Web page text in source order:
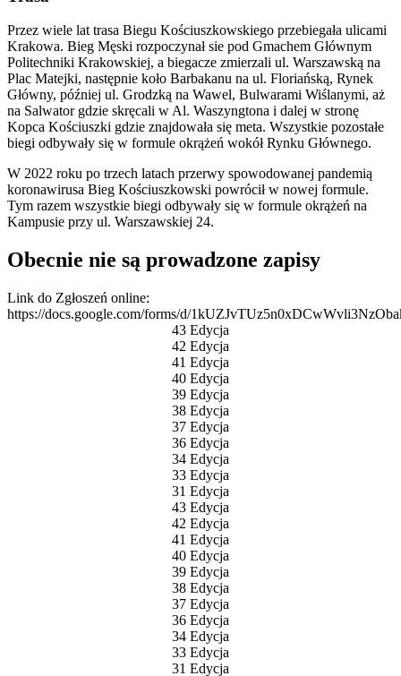
Przez wiele lat trasa Biegu Kościuszkowskiego przebiegała ulicami
Krakowa. Bieg Męski rozpoczynał sie pod Gmachem Głównym
Politechniki Krakowskiej, a biegacze zmierzali ul. Warszawską na
Plac Matejki, następnie koło Barbakanu na ul. Floriańską, Rynek
Główny, później ul. Grodzką na Wawel, Bulwarami Wiślanymi, aż
na Salwator gdzie skręcali w Al. Waszyngtona i dalej w stronę
Kopca Kościuszki gdzie znajdowała się meta. Wszystkie pozostałe
biegi odbywały się w formule okrążeń wokół Rynku Głównego.
W 2022 roku po trzech latach przerwy spowodowanej pandemią
koronawirusa Bieg Kościuszkowski powrócił w nowej formule.
Tym razem wszystkie biegi odbywały się w formule okrążeń na
Kampusie przy ul. Warszawskiej 24.
Obecnie nie są prowadzone zapisy
Link do Zgłoszeń online:
https://docs.google.com/forms/d/
43 Edycja
42 Edycja
41 Edycja
40 Edycja
39 Edycja
38 Edycja
37 Edycja
36 Edycja
34 Edycja
33 Edycja
31 Edycja
43 Edycja
42 Edycja
41 Edycja
40 Edycja
39 Edycja
38 Edycja
37 Edycja
36 Edycja
34 Edycja
33 Edycja
31 Edycja